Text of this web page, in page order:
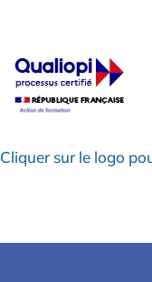
Cliquer sur le logo